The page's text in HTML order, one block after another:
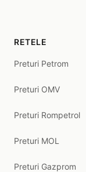
RETELE
Preturi Petrom
Preturi OMV
Preturi Rompetrol
Preturi MOL
Preturi Gazprom